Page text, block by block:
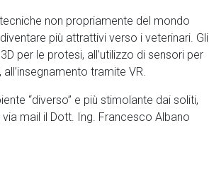
non propriamente del mondo
più attrattivi verso i veterinari. Gli
per le protesi, all’utilizzo di sensori per
tramite VR.
“diverso” e più stimolante dai soliti,
mail il Dott. Ing. Francesco Albano